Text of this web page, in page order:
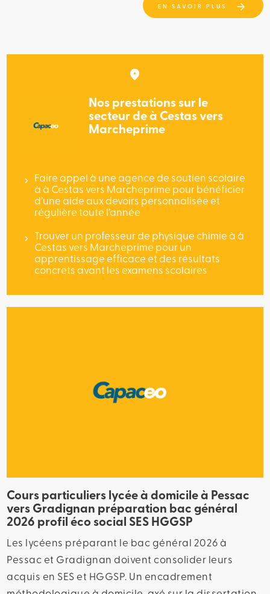
EN SAVOIR PLUS
Nos prestations sur le
secteur de à Cestas vers
Marcheprime
Faire appel à une agence de soutien scolaire
à à Cestas vers Marcheprime pour bénéficier
d’une aide aux devoirs personnalisée et
régulière toute l’année
Trouver un professeur de physique chimie à à
Cestas vers Marcheprime pour un
apprentissage efficace et des résultats
concrets avant les examens scolaires
Cours particuliers lycée à domicile à Pessac
vers Gradignan préparation bac général
2026 profil éco social SES HGGSP
Les lycéens préparant le bac général 2026 à
Pessac et Gradignan doivent consolider leurs
acquis en SES et HGGSP. Un encadrement